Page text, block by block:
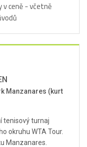
v ceně - včetně
Manzanares (kurt
tenisový turnaj
okruhu WTA Tour.
Manzanares.